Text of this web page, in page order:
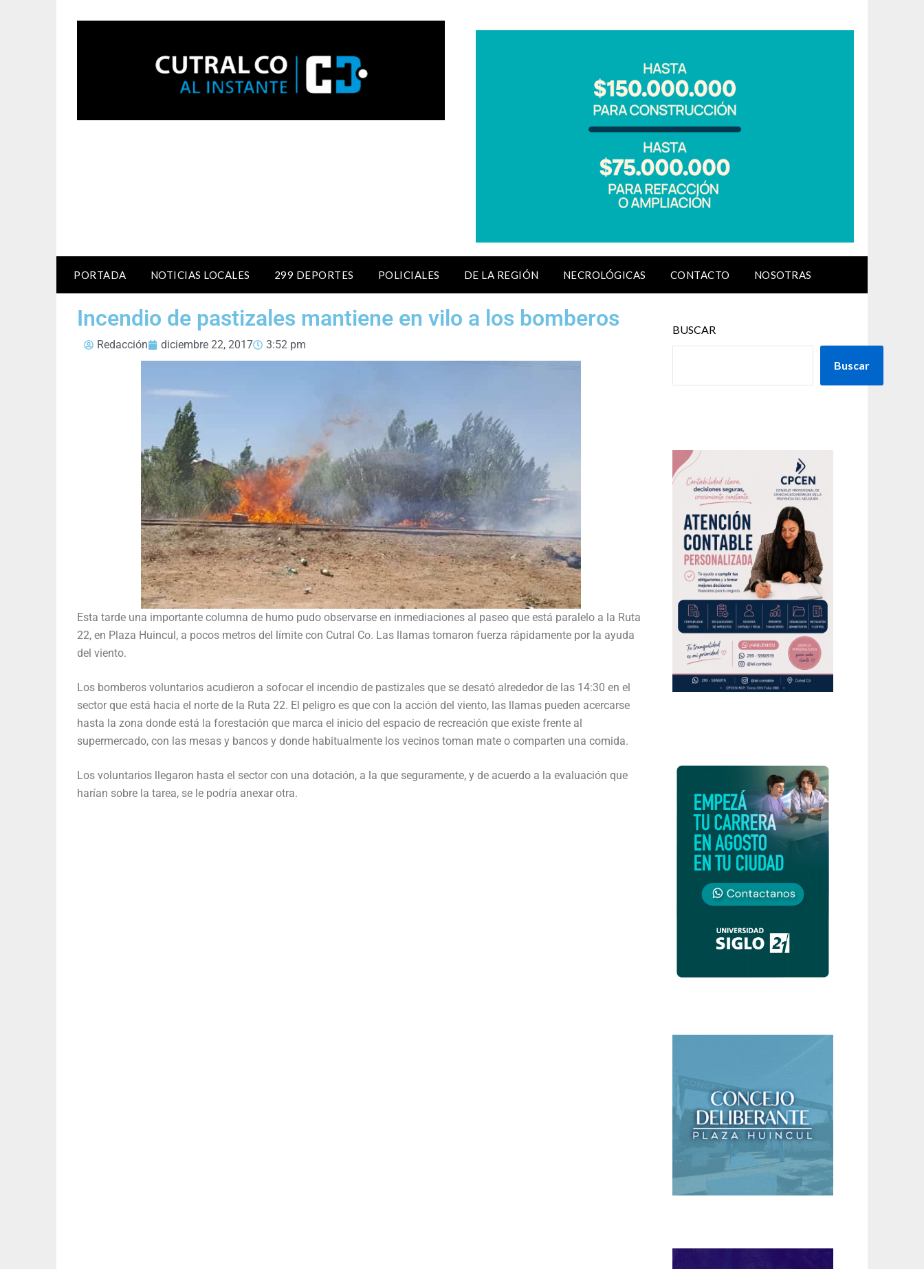
PORTADA NOTICIAS LOCALES 299 DEPORTES POLICIALES DE LA REGIÓN NECROLÓGICAS CONTACTO NOSOTRAS
Incendio de pastizales mantiene en vilo a los bomberos
Redacción diciembre 22, 2017 3:52 pm
Esta tarde una importante columna de humo pudo observarse en inmediaciones al paseo que está paralelo a la Ruta
22, en Plaza Huincul, a pocos metros del límite con Cutral Co. Las llamas tomaron fuerza rápidamente por la ayuda
del viento.
Los bomberos voluntarios acudieron a sofocar el incendio de pastizales que se desató alrededor de las 14:30 en el
sector que está hacia el norte de la Ruta 22. El peligro es que con la acción del viento, las llamas pueden acercarse
hasta la zona donde está la forestación que marca el inicio del espacio de recreación que existe frente al
supermercado, con las mesas y bancos y donde habitualmente los vecinos toman mate o comparten una comida.
Los voluntarios llegaron hasta el sector con una dotación, a la que seguramente, y de acuerdo a la evaluación que
harían sobre la tarea, se le podría anexar otra.
BUSCAR
Buscar